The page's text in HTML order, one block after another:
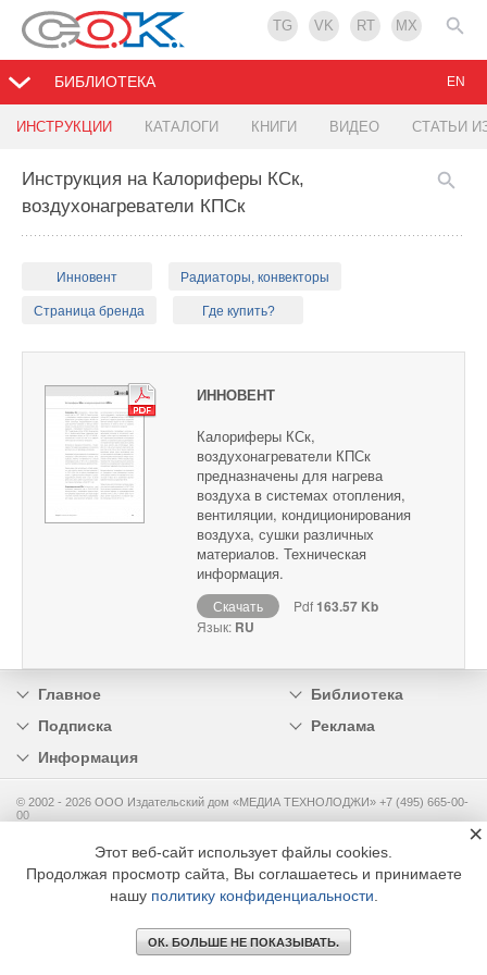
TG VK RT MX
БИБЛИОТЕКА
ИНСТРУКЦИИ КАТАЛОГИ КНИГИ ВИДЕО СТАТЬИ
EN
Инструкция на Калориферы КСк,
воздухонагреватели КПСк
Инновент Радиаторы, конвекторы
Страница бренда Где купить?
ИННОВЕНТ
Калориферы КСк,
воздухонагреватели КПСк
предназначены для нагрева
воздуха в системах отопления,
вентиляции, кондиционирования
воздуха, сушки различных
материалов. Техническая
информация.
Скачать Pdf163.57 Kb
Язык: RU
Главное
Библиотека
Подписка
Реклама
Информация
© 2002 - 2026 OOO Издательский дом «МЕДИА ТЕХНОЛОДЖИ» +7 (495) 665-00-
00
Этот веб-сайт использует файлы cookies.
Продолжая просмотр сайта, Вы соглашаетесь и принимаете
нашу политику конфиденциальности
ОК. БОЛЬШЕ НЕ ПОКАЗЫВАТЬ.
×